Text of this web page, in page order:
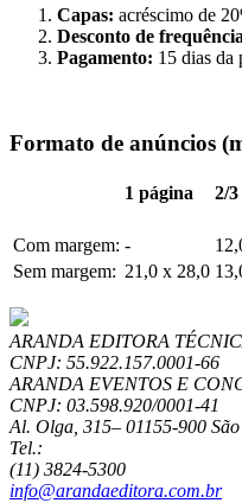
Capas: acréscimo de
Desconto de
Pagamento: 15 dias da
Formato de anúncios
1 página 2/3
Com margem: -
Sem margem: 21,0 x 28,0
ARANDA EDITORA
CNPJ: 55.922.157.0001-66
ARANDA EVENTOS E
CNPJ: 03.598.920/0001-41
Al. Olga, 315– 01155-900
Tel.:
(11) 3824-5300
info@arandaeditora.com.br